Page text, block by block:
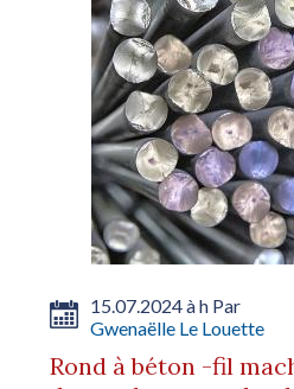
15.07.2024 à h Par
Gwenaëlle Le Louette
Rond à béton -fil